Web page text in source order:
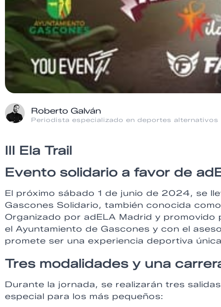
Roberto Galván
Periodista especializado en deportes alternativos
III Ela Trail
Evento solidario a favor de
El próximo sábado 1 de junio de 2024, se
Gascones Solidario, también conocida
Organizado por adELA Madrid y
el Ayuntamiento de Gascones y con el
promete ser una experiencia deportiva
Tres modalidades y una
Durante la jornada, se realizarán tres
especial para los más pequeños: